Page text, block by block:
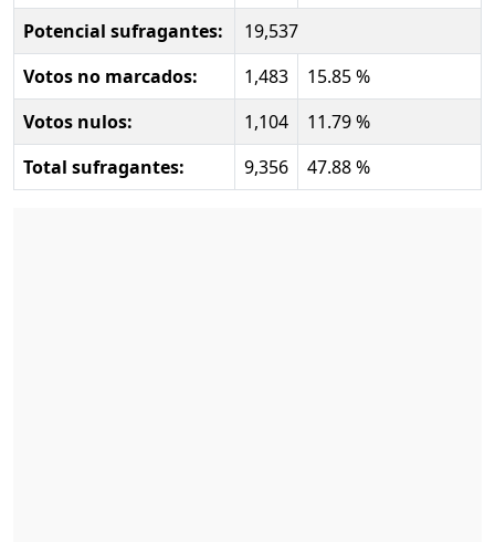
Potencial sufragantes:
19,537
Votos no marcados:
1,483
15.85 %
Votos nulos:
1,104
11.79 %
Total sufragantes:
9,356 47.88 %